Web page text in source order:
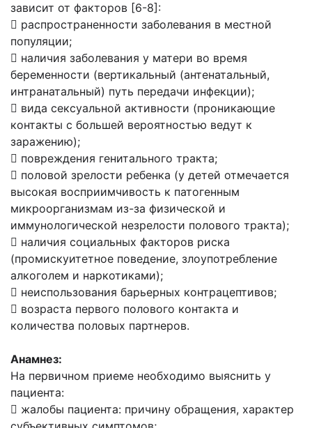
зависит от факторов [6-8]:
 распространенности заболевания в местной
популяции;
 наличия заболевания у матери во время
беременности (вертикальный (антенатальный,
интранатальный) путь передачи инфекции);
 вида сексуальной активности (проникающие
контакты с большей вероятностью ведут к
заражению);
 повреждения генитального тракта;
 половой зрелости ребенка (у детей отмечается
высокая восприимчивость к патогенным
микроорганизмам из-за физической и
иммунологической незрелости полового тракта);
 наличия социальных факторов риска
(промискуитетное поведение, злоупотребление
алкоголем и наркотиками);
 неиспользования барьерных контрацептивов;
 возраста первого полового контакта и
количества половых партнеров.
Анамнез:
На первичном приеме необходимо выяснить у
пациента:
 жалобы пациента: причину обращения, характер